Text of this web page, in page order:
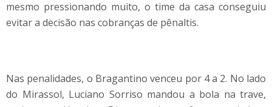
mesmo pressionando muito, o time da casa conseguiu
evitar a decisão nas cobranças de pênaltis.
Nas penalidades, o Bragantino venceu por 4 a 2. No lado
do Mirassol, Luciano Sorriso mandou a bola na trave,